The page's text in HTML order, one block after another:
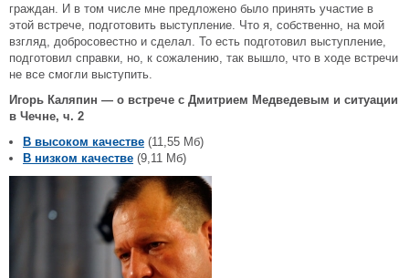
граждан. И в том числе мне предложено было принять участие в
этой встрече, подготовить выступление. Что я, собственно, на мой
взгляд, добросовестно и сделал. То есть подготовил выступление,
подготовил справки, но, к сожалению, так вышло, что в ходе встречи
не все смогли выступить.
Игорь Каляпин — о встрече с Дмитрием Медведевым и ситуации
в Чечне, ч. 2
В высоком качестве (11,55 Мб)
В низком качестве (9,11 Мб)